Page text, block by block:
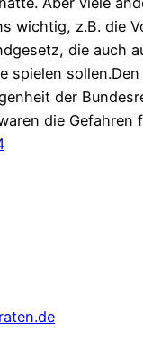
wichtig, z.B. die
die auch
spielen
der
die Gefahren